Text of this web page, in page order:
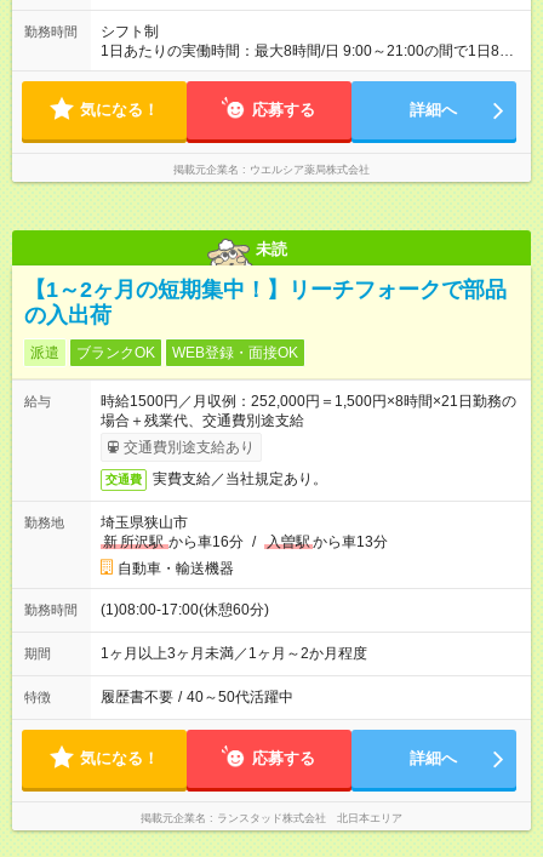
勤務時間
シフト制
1日あたりの実働時間：最大8時間/日 9:00～21:00の間で1日8時
間の勤務 ☆週3～5日の勤務 ※勤務曜日応相談 ※土・日勤務でき
気になる！ 応募する 詳細へ
掲載元企業名 ウエルシア薬局株式会社
未読
【1～2ヶ月の短期集中！】リーチフォークで部品
の入出荷
派遣 ブランクOK WEB登録・面接OK
給与
時給1500円／月収例：252,000円＝1,500円×8時間×21日勤務の
場合＋残業代、交通費別途支給
交通費別途支給あり
交通費 実費支給／当社規定あり。
勤務地
埼玉県狭山市
新所沢駅 から車16分 / 入曽駅から車13分
自動車・輸送機器
勤務時間 (1)08:00-17:00(休憩60分)
期間 1ヶ月以上3ヶ月未満／1ヶ月～2か月程度
特徴 履歴書不要 / 40～50代活躍中
気になる！ 応募する 詳細へ
掲載元企業名 ランスタッド株式会社 北日本エリア